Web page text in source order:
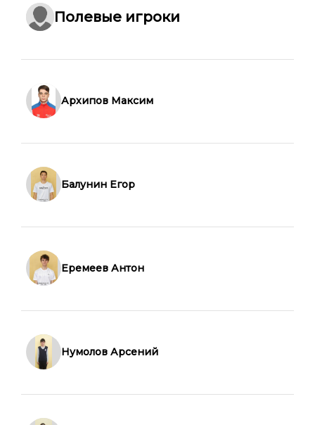
Полевые игроки
Архипов Максим
Балунин Егор
Еремеев Антон
Нумолов Арсений